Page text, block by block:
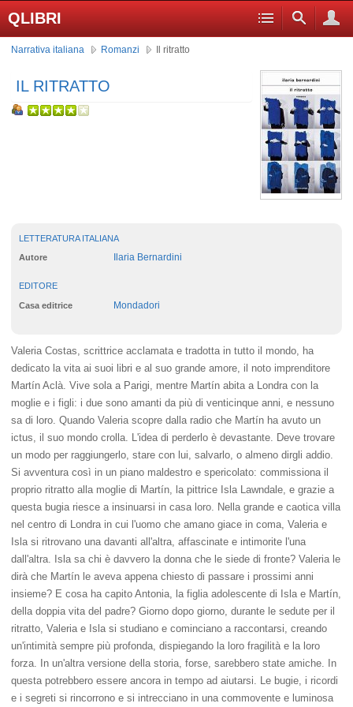
QLIBRI
Narrativa italiana Romanzi Il ritratto
IL RITRATTO
LETTERATURA ITALIANA
Autore Ilaria Bernardini
EDITORE
Casa editrice Mondadori
Valeria Costas, scrittrice acclamata e tradotta in tutto il mondo, ha
dedicato la vita ai suoi libri e al suo grande amore, il noto imprenditore
Martín Aclà. Vive sola a Parigi, mentre Martín abita a Londra con la
moglie e i figli: i due sono amanti da più di venticinque anni, e nessuno
sa di loro. Quando Valeria scopre dalla radio che Martín ha avuto un
ictus, il suo mondo crolla. L'idea di perderlo è devastante. Deve trovare
un modo per raggiungerlo, stare con lui, salvarlo, o almeno dirgli addio.
Si avventura così in un piano maldestro e spericolato: commissiona il
proprio ritratto alla moglie di Martín, la pittrice Isla Lawndale, e grazie a
questa bugia riesce a insinuarsi in casa loro. Nella grande e caotica villa
nel centro di Londra in cui l'uomo che amano giace in coma, Valeria e
Isla si ritrovano una davanti all'altra, affascinate e intimorite l'una
dall'altra. Isla sa chi è davvero la donna che le siede di fronte? Valeria le
dirà che Martín le aveva appena chiesto di passare i prossimi anni
insieme? E cosa ha capito Antonia, la figlia adolescente di Isla e Martín,
della doppia vita del padre? Giorno dopo giorno, durante le sedute per il
ritratto, Valeria e Isla si studiano e cominciano a raccontarsi, creando
un'intimità sempre più profonda, dispiegando la loro fragilità e la loro
forza. In un'altra versione della storia, forse, sarebbero state amiche. In
questa potrebbero essere ancora in tempo ad aiutarsi. Le bugie, i ricordi
e i segreti si rincorrono e si intrecciano in una commovente e luminosa